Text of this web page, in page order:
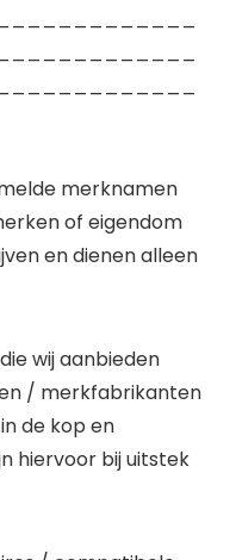
merknamen
of eigendom
en dienen alleen
wij aanbieden
/ merkfabrikanten
de kop en
hiervoor bij uitstek